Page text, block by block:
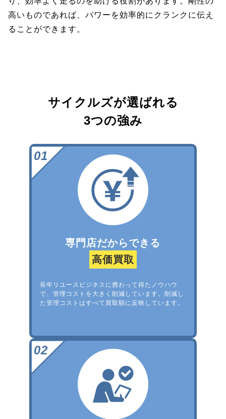
高いものであれば、パワーを効率的にクランクに伝え
ることができます。
サイクルズが選ばれる
3つの強み
専門店だからできる
高価買取
長年リユースビジネスに携わって得たノウハウ
で、管理コストを大きく削減しています。削減し
た管理コストはすべて買取額に反映しています。